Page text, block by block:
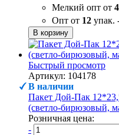
Мелкий опт от 4
Опт от 12 упак.
В корзину
Быстрый просмотр
Артикул: 104178
В наличии
Пакет Дой-Пак
(светло-бирюзовый,
Розничная цена:
-